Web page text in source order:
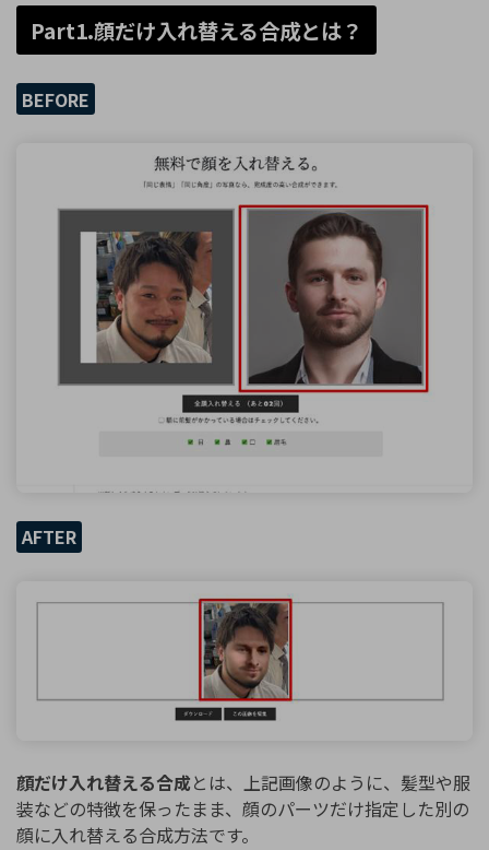
Part1.顔だけ入れ替える合成とは？
BEFORE
AFTER
顔だけ入れ替える合成とは、上記画像のように、髪型や服
装などの特徴を保ったまま、顔のパーツだけ指定した別の
顔に入れ替える合成方法です。